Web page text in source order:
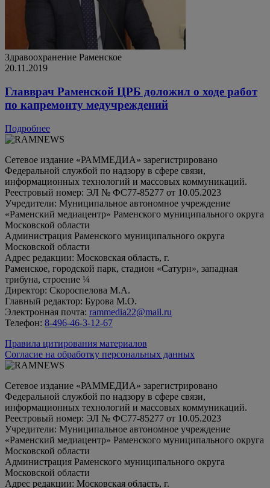
Здравоохранение Раменское
20.11.2019
Главврач Раменской ЦРБ доложил о ходе работ
по капремонту медучреждений
Подробнее
Сетевое издание «РАММЕДИА» зарегистрировано
Федеральной службой по надзору в сфере связи,
информационных технологий и массовых коммуникаций.
Реестровый номер: ЭЛ № ФС77-85277 от 10.05.2023
Учредители: Муниципальное автономное учреждение
«Раменский медиацентр» Раменского муниципального округа
Московской области
Администрация Раменского муниципального округа
Московской области
Адрес редакции: Московская область, г.
Раменское, городской парк, стадион «Сатурн», западная
трибуна, строение ¼
Директор: Скороспелова М.А.
Главный редактор: Бурова М.О.
Электронная почта: rammedia22@mail.ru
Телефон: 8-496-46-3-12-67
Правила цитирования материалов
Согласие на обработку персональных данных
Сетевое издание «РАММЕДИА» зарегистрировано
Федеральной службой по надзору в сфере связи,
информационных технологий и массовых коммуникаций.
Реестровый номер: ЭЛ № ФС77-85277 от 10.05.2023
Учредители: Муниципальное автономное учреждение
«Раменский медиацентр» Раменского муниципального округа
Московской области
Администрация Раменского муниципального округа
Московской области
Адрес редакции: Московская область, г.